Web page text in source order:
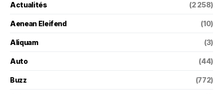
Actualités (2 258)
Aenean Eleifend (10)
Aliquam (3)
Auto (44)
Buzz (772)